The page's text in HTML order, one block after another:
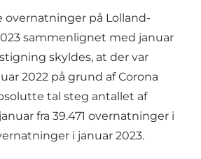
overnatninger på Lolland-
sammenlignet med januar
skyldes, at der var
2022 på grund af Corona
tal steg antallet af
fra 39.471 overnatninger i
i januar 2023.